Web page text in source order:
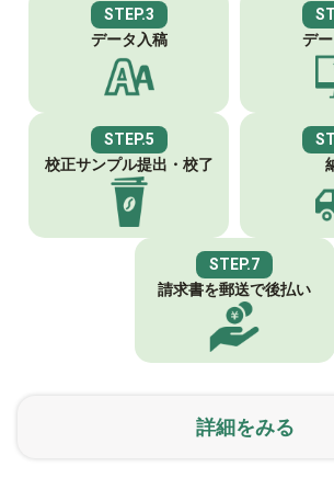
STEP.3
データ入稿
デ
STEP.5
校正サンプル提出・校了
STEP.7
請求書を郵送で後払い
詳細をみる